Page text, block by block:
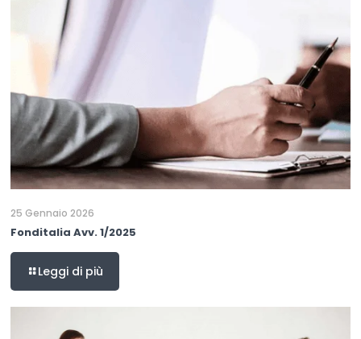
25 Gennaio 2026
Fonditalia Avv. 1/2025
Leggi di più